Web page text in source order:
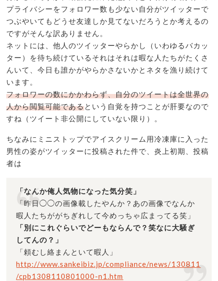
プライバシーをフォロワー数も少ない自分がツイッターで
つぶやいてもどうせ友達しか見てないだろうとか考えるの
ですがそんな訳ありません。
ネットには、他人のツイッターやらかし（いわゆるバカッ
ター）を待ち続けているそれはそれは暇な人たちがたくさ
んいて、今日も誰かがやらかさないかとネタを漁り続けて
います。
フォロワーの数にかかわらず、自分のツイートは全世界の
人から閲覧可能であるという自覚を持つことが肝要なので
すね（ツイート非公開にしていない限り）。
ちなみにミニストップでアイスクリーム用冷凍庫に入った
男性の姿がツイッターに投稿された件で、炎上初期、投稿
者は
「なんか俺人気物になった気分笑」
「昨日◯◯の画像載したやんか？あの画像でなんか
暇人たちががちぎれして今めっちゃ広まってる笑」
「別にこれぐらいでどーもならんで？笑なに大騒ぎ
してんの？」
「頼むし絡まんといて暇人」
http://www.sankeibiz.jp/compliance/news/130811
/cpb1308110801000-n1.htm